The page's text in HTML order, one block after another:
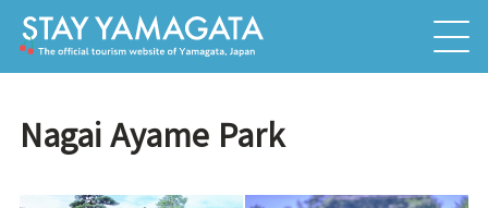
Nagai Ayame Park